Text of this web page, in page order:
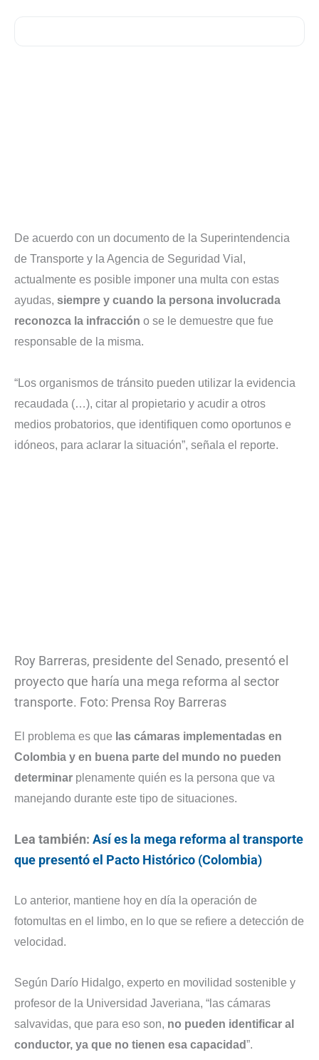
De acuerdo con un documento de la Superintendencia
de Transporte y la Agencia de Seguridad Vial,
actualmente es posible imponer una multa con estas
ayudas, siempre y cuando la persona involucrada
reconozca la infracción o se le demuestre que fue
responsable de la misma.
“Los organismos de tránsito pueden utilizar la evidencia
recaudada (…), citar al propietario y acudir a otros
medios probatorios, que identiﬁquen como oportunos e
idóneos, para aclarar la situación”, señala el reporte.
Roy Barreras, presidente del Senado, presentó el
proyecto que haría una mega reforma al sector
transporte. Foto: Prensa Roy Barreras
El problema es que las cámaras implementadas en
Colombia y en buena parte del mundo no pueden
determinar plenamente quién es la persona que va
manejando durante este tipo de situaciones.
Lea también: Así es la mega reforma al transporte
que presentó el Pacto Histórico (Colombia)
Lo anterior, mantiene hoy en día la operación de
fotomultas en el limbo, en lo que se refiere a detección de
velocidad.
Según Darío Hidalgo, experto en movilidad sostenible y
profesor de la Universidad Javeriana, “las cámaras
salvavidas, que para eso son, no pueden identificar al
conductor, ya que no tienen esa capacidad”.